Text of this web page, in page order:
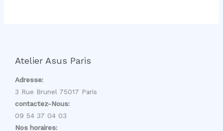
Atelier Asus Paris
Adresse:
3 Rue Brunel 75017 Paris
contactez-Nous:
09 54 37 04 03
Nos horaires: